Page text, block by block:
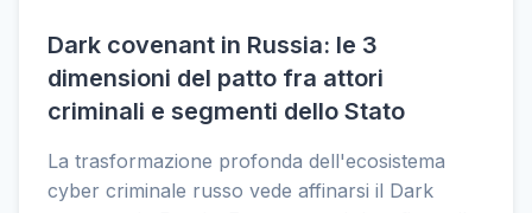
Dark covenant in Russia: le 3
dimensioni del patto fra attori
criminali e segmenti dello Stato
La trasformazione profonda dell'ecosistema
cyber criminale russo vede affinarsi il Dark